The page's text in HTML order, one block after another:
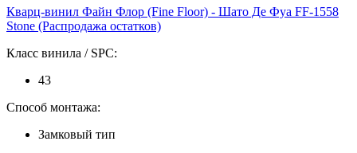
Кварц-винил Файн Флор (Fine Floor) - Шато Де Фуа FF-1558
Stone (Распродажа остатков)
Класс винила / SPC:
43
Способ монтажа:
Замковый тип